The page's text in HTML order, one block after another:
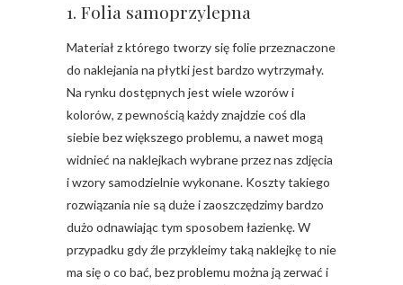
1. Folia samoprzylepna
Materiał z którego tworzy się folie przeznaczone
do naklejania na płytki jest bardzo wytrzymały.
Na rynku dostępnych jest wiele wzorów i
kolorów, z pewnością każdy znajdzie coś dla
siebie bez większego problemu, a nawet mogą
widnieć na naklejkach wybrane przez nas zdjęcia
i wzory samodzielnie wykonane. Koszty takiego
rozwiązania nie są duże i zaoszczędzimy bardzo
dużo odnawiając tym sposobem łazienkę. W
przypadku gdy źle przykleimy taką naklejkę to nie
ma się o co bać, bez problemu można ją zerwać i